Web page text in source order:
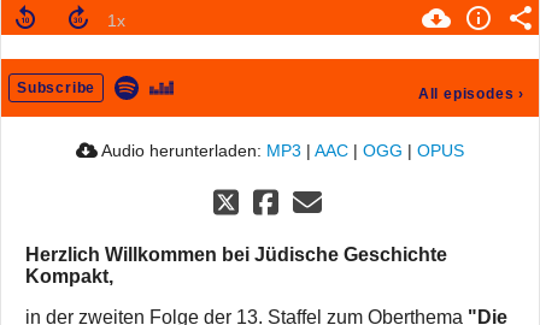
Subscribe All episodes ›
Audio herunterladen: MP3 | AAC | OGG | OPUS
Herzlich Willkommen bei Jüdische Geschichte
Kompakt,
in der zweiten Folge der 13. Staffel zum Oberthema "Die